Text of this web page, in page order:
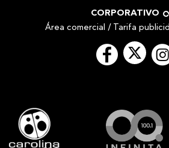
CORPORATIVO
Área comercial / Tarifa